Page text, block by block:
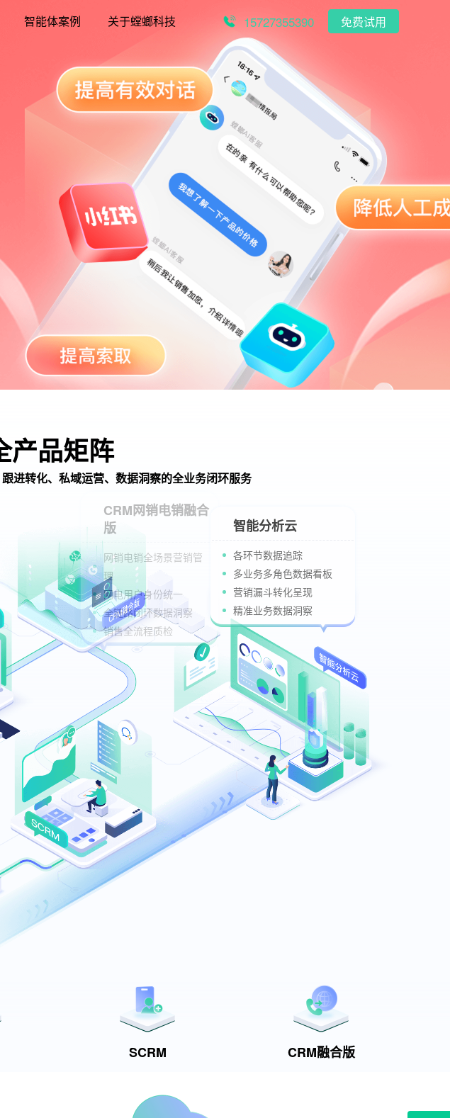
智能体案例 关于螳螂科技 15727355390 免费试用
产品矩阵
进转化、私域运营、数据洞察的全业务闭环服务
智能分析云
各环节数据追踪
多业务多角色数据看板
营销漏斗转化呈现
精准业务数据洞察
SCRM CRM融合版